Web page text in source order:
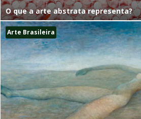
O que a arte abstrata representa?
Arte Brasileira